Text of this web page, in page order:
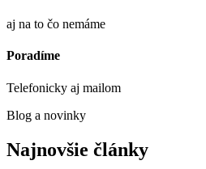
aj na to čo nemáme
Poradíme
Telefonicky aj mailom
Blog a novinky
Najnovšie články